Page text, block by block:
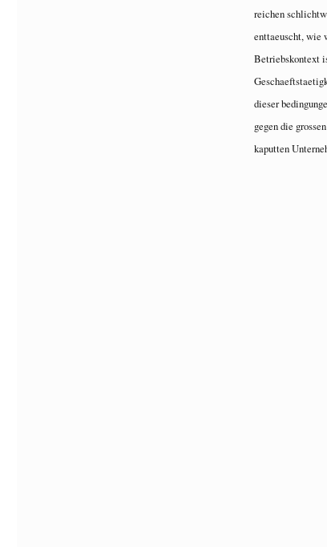
reichen
enttaeuscht, wie
Betriebskontext
dieser
gegen die
kaputten